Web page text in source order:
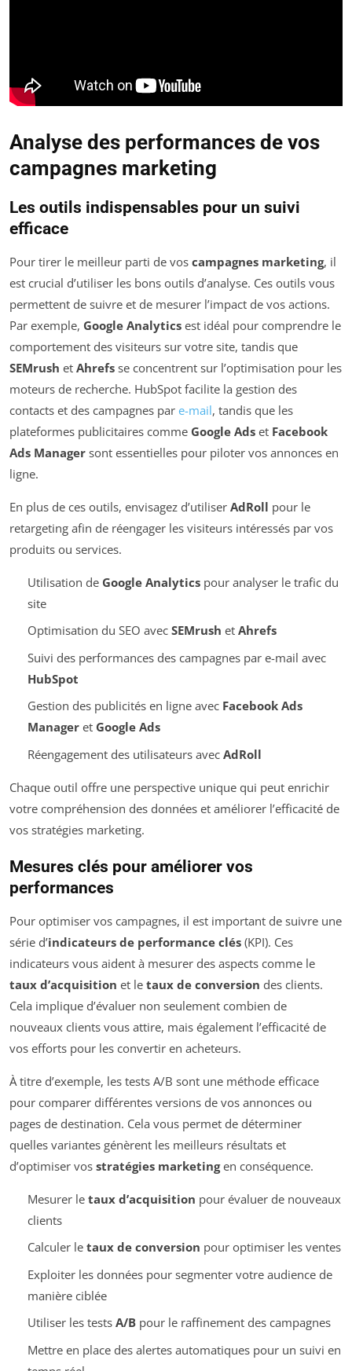
Analyse des performances de vos
campagnes marketing
Les outils indispensables pour un suivi
efficace
Pour tirer le meilleur parti de vos campagnes marketing, il
est crucial d’utiliser les bons outils d’analyse. Ces outils vous
permettent de suivre et de mesurer l’impact de vos actions.
Par exemple, Google Analytics est idéal pour comprendre le
comportement des visiteurs sur votre site, tandis que
SEMrush et Ahrefs se concentrent sur l’optimisation pour les
moteurs de recherche. HubSpot facilite la gestion des
contacts et des campagnes par e-mail, tandis que les
plateformes publicitaires comme Google Ads et Facebook
Ads Manager sont essentielles pour piloter vos annonces en
ligne.
En plus de ces outils, envisagez d’utiliser AdRoll pour le
retargeting afin de réengager les visiteurs intéressés par vos
produits ou services.
Utilisation de Google Analyticspour analyser le trafic du
site
Optimisation du SEO avec SEMrush et Ahrefs
Suivi des performances des campagnes par e-mail avec
HubSpot
Gestion des publicités en ligne avec Facebook Ads
Manageret Google Ads
Réengagement des utilisateurs avec AdRoll
Chaque outil offre une perspective unique qui peut enrichir
votre compréhension des données et améliorer l’efficacité de
vos stratégies marketing.
Mesures clés pour améliorer vos
performances
Pour optimiser vos campagnes, il est important de suivre une
série d’indicateurs de performance clés (KPI). Ces
indicateurs vous aident à mesurer des aspects comme le
taux d’acquisition et le taux de conversion des clients.
Cela implique d’évaluer non seulement combien de
nouveaux clients vous attire, mais également l’efficacité de
vos efforts pour les convertir en acheteurs.
À titre d’exemple, les tests A/B sont une méthode efficace
pour comparer différentes versions de vos annonces ou
pages de destination. Cela vous permet de déterminer
quelles variantes génèrent les meilleurs résultats et
d’optimiser vos stratégies marketingen conséquence.
Mesurer le taux d’acquisition pour évaluer de nouveaux
clients
Calculer le taux de conversion pour optimiser les ventes
Exploiter les données pour segmenter votre audience de
manière ciblée
Utiliser les tests A/Bpour le raffinement des campagnes
Mettre en place des alertes automatiques pour un suivi en